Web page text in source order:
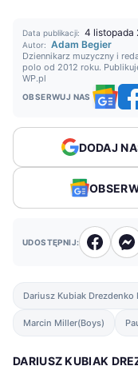
Data publikacji: 4 listopada
Autor: Adam Begier
Dziennikarz muzyczny i
polo od 2012 roku.
WP.pl
OBSERWUJ NAS
DODAJ
UDOSTĘPNIJ:
Dariusz Kubiak Drezdenko
Marcin Miller(Boys)
DARIUSZ KUBIAK